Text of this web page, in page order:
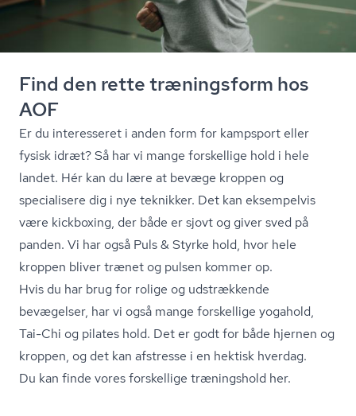
Find den rette træningsform hos
AOF
Er du interesseret i anden form for kampsport eller
fysisk idræt? Så har vi mange forskellige hold i hele
landet. Hér kan du lære at bevæge kroppen og
specialisere dig i nye teknikker. Det kan eksempelvis
være kickboxing, der både er sjovt og giver sved på
panden. Vi har også Puls & Styrke hold, hvor hele
kroppen bliver trænet og pulsen kommer op.
Hvis du har brug for rolige og udstrækkende
bevægelser, har vi også mange forskellige yogahold,
Tai-Chi og pilates hold. Det er godt for både hjernen og
kroppen, og det kan afstresse i en hektisk hverdag.
Du kan finde vores forskellige træningshold her.